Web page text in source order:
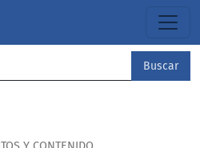
Buscar